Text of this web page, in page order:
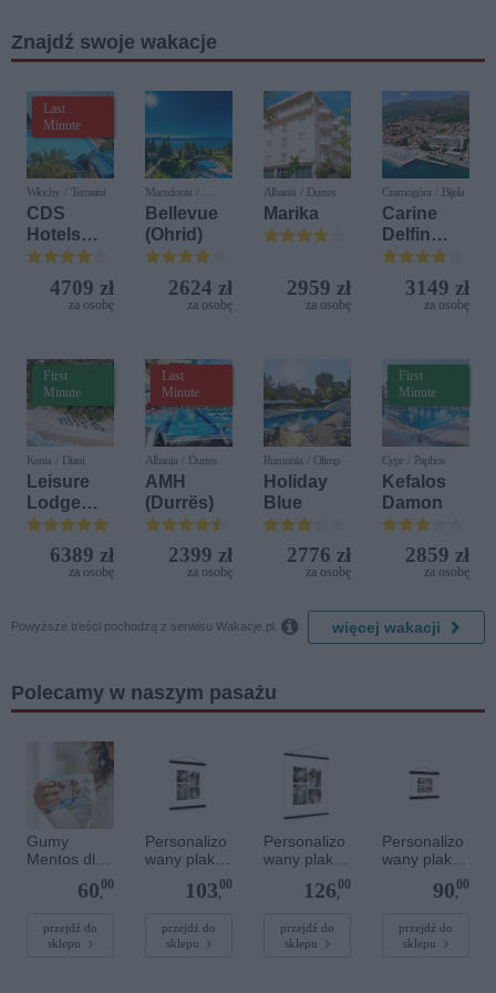
Znajdź swoje wakacje
Last
Minute
Włochy / Terrasini
CDS
Hotels
Terrasini
(ex. Citta
del Mare)
4709 zł
za osobę
Macedonia /
Ochryda
Bellevue
(Ohrid)
2624 zł
za osobę
Albania / Durres
Marika
2959 zł
za osobę
Czarnogóra / Bijela
Carine
Delfin
Bijela (ex.
Iberostar
Bijela
3149 zł
za osobę
First
Minute
Kenia / Diani
Leisure
Lodge
Beach &
Golf
Resort by
6389 zł
za osobę
Last
Minute
Albania / Durres
AMH
(Durrës)
2399 zł
za osobę
Rumunia / Olimp
Holiday
Blue
2776 zł
za osobę
First
Minute
Cypr / Paphos
Kefalos
Damon
2859 zł
za osobę
Powyższe treści pochodzą z serwisu Wakacje.pl.  więcej wakacji
Polecamy w naszym pasażu
Gumy
Mentos dla
komunijnych
60,
00
przejdź do
sklepu
Personalizo
wany plakat
lakierowany
magnetyczn
103,
00
przejdź do
sklepu
Personalizo
wany plakat
lakierowany
magnetyczn
126,
00
przejdź do
sklepu
Personalizo
wany plakat
lakierowany
magnetyczn
90,
00
przejdź do
sklepu